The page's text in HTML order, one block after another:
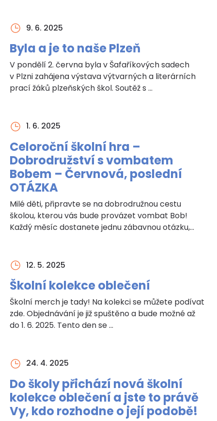
9. 6. 2025
Byla a je to naše Plzeň
V pondělí 2. června byla v Šafaříkových sadech
v Plzni zahájena výstava výtvarných a literárních
prací žáků plzeňských škol. Soutěž s …
1. 6. 2025
Celoroční školní hra –
Dobrodružství s vombatem
Bobem – Červnová, poslední
OTÁZKA
Milé děti, připravte se na dobrodružnou cestu
školou, kterou vás bude provázet vombat Bob!
Každý měsíc dostanete jednu zábavnou otázku,
12. 5. 2025
Školní kolekce oblečení
Školní merch je tady! Na kolekci se můžete podívat
zde. Objednávání je již spuštěno a bude možné až
do 1. 6. 2025. Tento den se …
24. 4. 2025
Do školy přichází nová školní
kolekce oblečení a jste to právě
Vy, kdo rozhodne o její podobě!